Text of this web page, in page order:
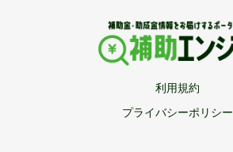
利用規約
プライバシーポリシー